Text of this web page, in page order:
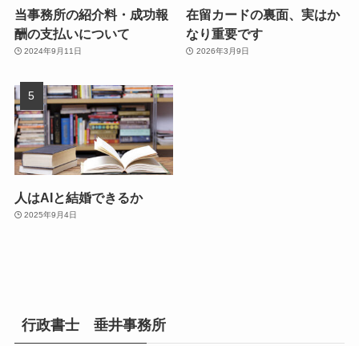
当事務所の紹介料・成功報
酬の支払いについて
2024年9月11日
在留カードの裏面、実はか
なり重要です
2026年3月9日
人はAIと結婚できるか
2025年9月4日
行政書士 垂井事務所